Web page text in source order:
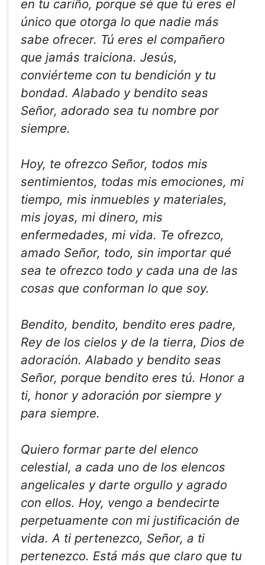
en tu cariño, porque sé que tú eres el
único que otorga lo que nadie más
sabe ofrecer. Tú eres el compañero
que jamás traiciona. Jesús,
conviérteme con tu bendición y tu
bondad. Alabado y bendito seas
Señor, adorado sea tu nombre por
siempre.
Hoy, te ofrezco Señor, todos mis
sentimientos, todas mis emociones, mi
tiempo, mis inmuebles y materiales,
mis joyas, mi dinero, mis
enfermedades, mi vida. Te ofrezco,
amado Señor, todo, sin importar qué
sea te ofrezco todo y cada una de las
cosas que conforman lo que soy.
Bendito, bendito, bendito eres padre,
Rey de los cielos y de la tierra, Dios de
adoración. Alabado y bendito seas
Señor, porque bendito eres tú. Honor a
ti, honor y adoración por siempre y
para siempre.
Quiero formar parte del elenco
celestial, a cada uno de los elencos
angelicales y darte orgullo y agrado
con ellos. Hoy, vengo a bendecirte
perpetuamente con mi justificación de
vida. A ti pertenezco, Señor, a ti
pertenezco. Está más que claro que tu